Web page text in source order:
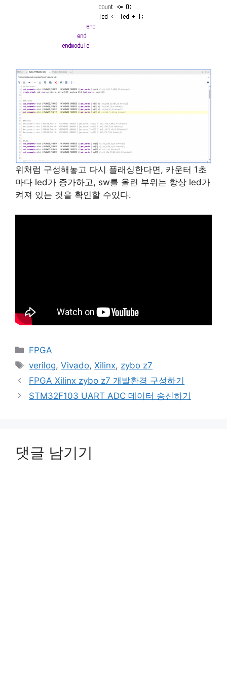
위처럼 구성해놓고 다시 플래싱한다면, 카운터 1초
마다 led가 증가하고, sw를 올린 부위는 항상 led가
켜져 있는 것을 확인할 수있다.
카
리
FPGA
태
그
verilog,Vivado,Xilinx, zybo z7
FPGA Xilinx zybo z7 개발환경 구성하기
STM32F103 UART ADC 데이터 송신하기
댓글 남기기